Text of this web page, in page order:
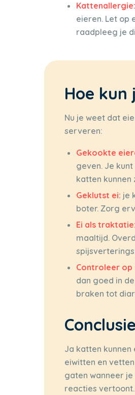
Kattenallergie:
eieren. Let op
raadpleeg je
Hoe kun
Nu je weet dat
serveren:
Gekookte
geven. Je
katten kunnen
Geklutst ei: je
boter. Zorg
Ei als traktatie:
maaltijd.
Controleer op
dan goed in
braken tot
Conclusie
Ja katten kunnen
eiwitten en
gaten wanneer
reacties